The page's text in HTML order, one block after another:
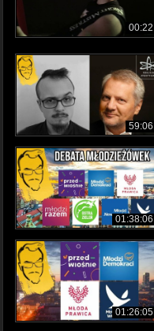
00:22
59:06
01:38:06
01:26:05